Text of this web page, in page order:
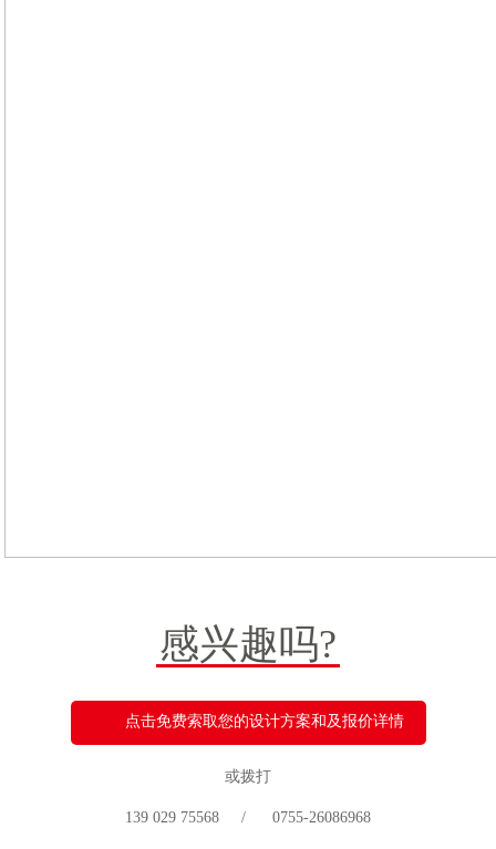
感兴趣吗?
点击免费索取您的设计方案和及报价详情
或拨打
139 029 75568 / 0755-26086968